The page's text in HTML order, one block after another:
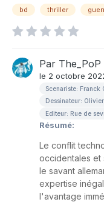
bd thriller
Par The_PoP
le 2 octobre
Scenariste: Franck
Dessinateur:
Editeur: Rue de
Résumé:
Le conflit
occidentales et
le savant
expertise
l'avantage